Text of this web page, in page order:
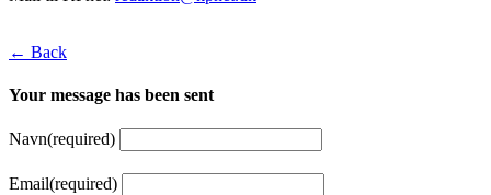
← Back
Your message has been sent
Navn(required)
Email(required)